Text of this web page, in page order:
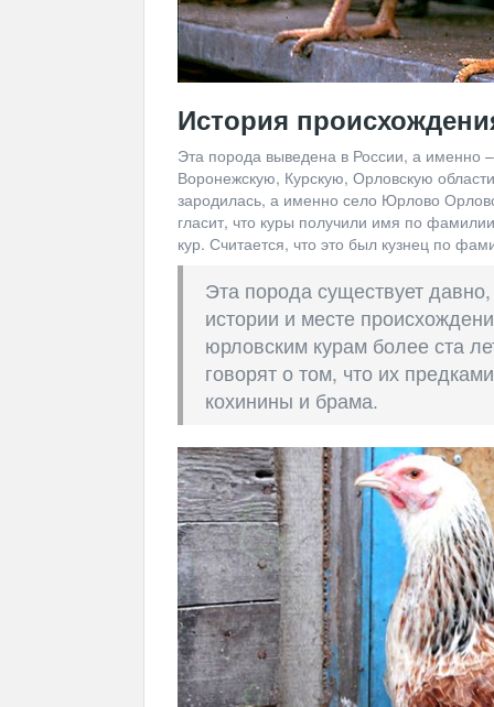
История
Эта порода выведена в России, а именно
Воронежскую, Курскую, Орловскую
зародилась, а именно село Юрлово
гласит, что куры получили имя по
кур. Считается, что это был кузнец по
Эта порода существует
истории и месте
юрловским курам более ста
говорят о том, что их
кохинины и брама.